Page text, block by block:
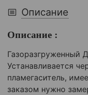
Описание
Описание :
Газоразгруженный
Устанавливается
пламегаситель,
заказом нужно